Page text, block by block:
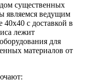
существенных
являемся ведущим
40х40 с доставкой в
лежит
для
материалов от